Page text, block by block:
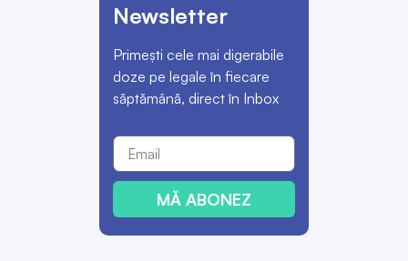
Newsletter
Primești cele mai digerabile
doze pe legale în fiecare
săptămână, direct în Inbox
MĂ ABONEZ